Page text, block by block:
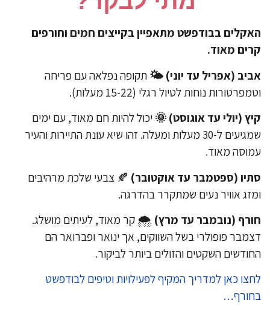
בבודפשט מתאפיין בקייצים חמים וחורפים
מאוד.
(אפריל עד יוני) 🌤תקופה נפלאה עם פריחה
נוחות לטיול רגלי (15-22 מעלות).
(יולי עד אוגוסט) 🌞יכול להיות חם מאוד, עם ימים
שמגיעים ל-30 מעלות ומעלה. זהו שיא עונת התיירות והעיר
מאוד.
(ספטמבר עד אוקטובר)🍂 צבעי שלכת מרהיבים
אוויר נעים שמתקרר בהדרגה.
(נובמבר עד מרץ)🌨 קר מאוד, לעיתים מושלג.
פופולרי בשל השווקים, אך ינואר ופברואר הם
השקטים והזולים ביותר לביקור.
כאן למדריך המקיף לפעילויות וטיפים לבודפשט